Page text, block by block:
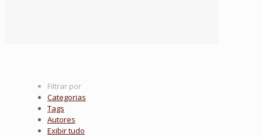
Filtrar por
Categorias
Tags
Autores
Exibir tudo